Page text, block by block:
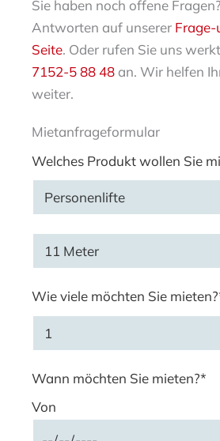
Sie haben noch offene
Antworten auf unserer
Seite. Oder rufen Sie uns
7152-5 88 48 an. Wir helfen
weiter.
Mietanfrageformular
Welches Produkt wollen Sie
Wie viele möchten Sie
Wann möchten Sie mieten?*
Von